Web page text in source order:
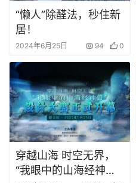
“懒人”除醛法，秒住新
居！
2024年6月25日 94 0
穿越山海 时空无界，
“我眼中的山海经神兽”